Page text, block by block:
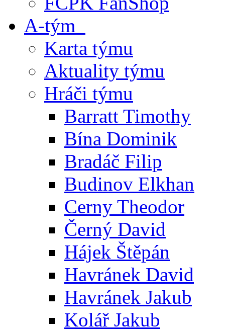
A-tým
Karta týmu
Aktuality týmu
Hráči týmu
Barratt Timothy
Bína Dominik
Bradáč Filip
Budinov Elkhan
Cerny Theodor
Černý David
Hájek Štěpán
Havránek David
Havránek Jakub
Kolář Jakub